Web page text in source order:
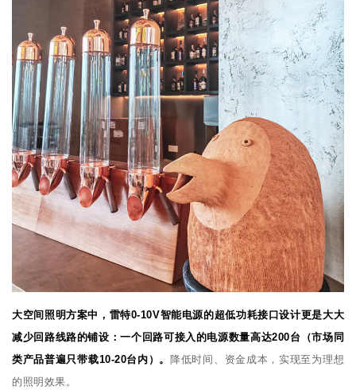
大空间照明方案中，雷特0-10V智能电源的超低功耗接口设计更是大大
减少回路线路的铺设：一个回路可接入的电源数量高达200台（市场同
类产品普遍只带载10-20台内）。 降低时间、资金成本，实现至为理想
的照明效果。